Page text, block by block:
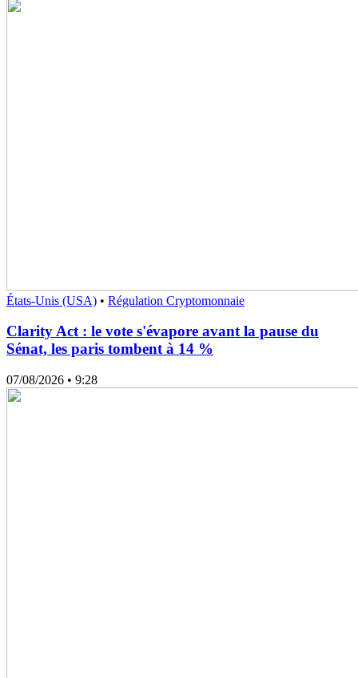
États-Unis (USA) • Régulation Cryptomonnaie
Clarity Act : le vote s'évapore avant la pause du
Sénat, les paris tombent à 14 %
07/08/2026 • 9:28